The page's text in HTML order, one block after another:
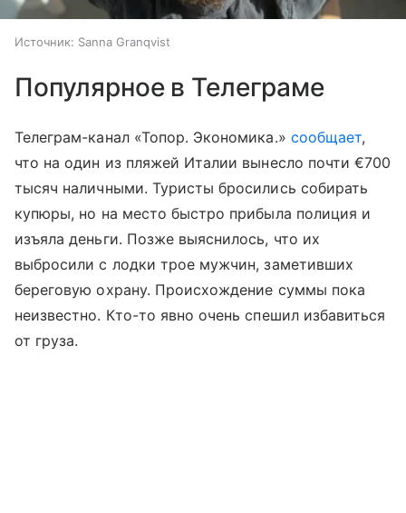
Источник: Sanna Granqvist
Популярное в Телеграме
Телеграм-канал «Топор. Экономика.» сообщает,
что на один из пляжей Италии вынесло почти €700
тысяч наличными. Туристы бросились собирать
купюры, но на место быстро прибыла полиция и
изъяла деньги. Позже выяснилось, что их
выбросили с лодки трое мужчин, заметивших
береговую охрану. Происхождение суммы пока
неизвестно. Кто-то явно очень спешил избавиться
от груза.